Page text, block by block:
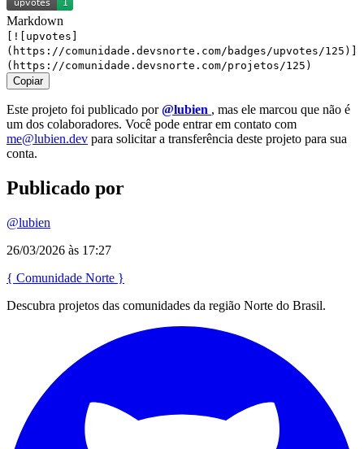
Markdown
[![upvotes]
(https://comunidade.devsnorte.com/badges/upvotes/125)]
(https://comunidade.devsnorte.com/projetos/125)
Copiar
Este projeto foi publicado por@lubien , mas ele marcou que não é
um dos colaboradores. Você pode entrar em contato com
me@lubien.dev para solicitar a transferência deste projeto para sua
conta.
Publicado por
@lubien
26/03/2026 às 17:27
{ Comunidade Norte }
Descubra projetos das comunidades da região Norte do Brasil.